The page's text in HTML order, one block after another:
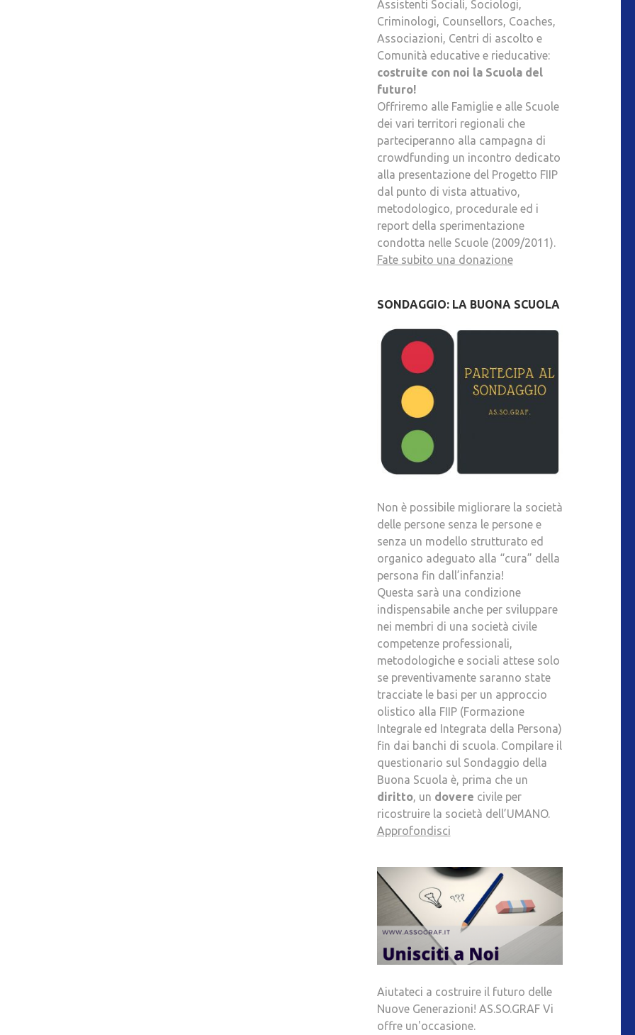
Assistenti Sociali, Sociologi,
Criminologi, Counsellors, Coaches,
Associazioni, Centri di ascolto e
Comunità educative e rieducative:
costruite con noi la Scuola del
futuro!
Offriremo alle Famiglie e alle Scuole
dei vari territori regionali che
parteciperanno alla campagna di
crowdfunding un incontro dedicato
alla presentazione del Progetto FIIP
dal punto di vista attuativo,
metodologico, procedurale ed i
report della sperimentazione
condotta nelle Scuole (2009/2011).
Fate subito una donazione
SONDAGGIO: LA BUONA SCUOLA
Non è possibile migliorare la società
delle persone senza le persone e
senza un modello strutturato ed
organico adeguato alla “cura” della
persona fin dall’infanzia!
Questa sarà una condizione
indispensabile anche per sviluppare
nei membri di una società civile
competenze professionali,
metodologiche e sociali attese solo
se preventivamente saranno state
tracciate le basi per un approccio
olistico alla FIIP (Formazione
Integrale ed Integrata della Persona)
fin dai banchi di scuola. Compilare il
questionario sul Sondaggio della
Buona Scuola è, prima che un
diritto, un dovere civile per
ricostruire la società dell’UMANO.
Approfondisci
Aiutateci a costruire il futuro delle
Nuove Generazioni! AS.SO.GRAF Vi
offre un'occasione.